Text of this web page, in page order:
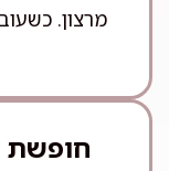
מרצון.
חופשת